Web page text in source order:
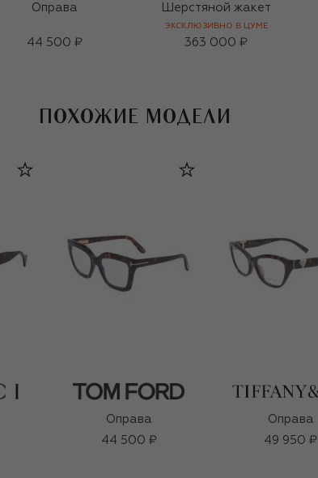
Оправа
44 500 ₽
Шерстяной жакет
ЭКСКЛЮЗИВНО В ЦУМЕ
363 000 ₽
ПОХОЖИЕ МОДЕЛИ
Оправа
44 500 ₽
Оправа
49 950 ₽